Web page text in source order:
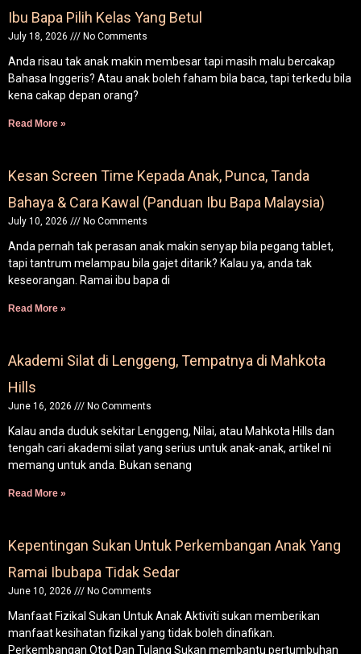
Ibu Bapa Pilih Kelas Yang Betul
July 18, 2026 No Comments
Anda risau tak anak makin membesar tapi masih malu bercakap
Bahasa Inggeris? Atau anak boleh faham bila baca, tapi terkedu bila
kena cakap depan orang?
Read More »
Kesan Screen Time Kepada Anak, Punca, Tanda
Bahaya & Cara Kawal (Panduan Ibu Bapa Malaysia)
July 10, 2026 No Comments
Anda pernah tak perasan anak makin senyap bila pegang tablet,
tapi tantrum melampau bila gajet ditarik? Kalau ya, anda tak
keseorangan. Ramai ibu bapa di
Read More »
Akademi Silat di Lenggeng, Tempatnya di Mahkota
Hills
June 16, 2026 No Comments
Kalau anda duduk sekitar Lenggeng, Nilai, atau Mahkota Hills dan
tengah cari akademi silat yang serius untuk anak-anak, artikel ni
memang untuk anda. Bukan senang
Read More »
Kepentingan Sukan Untuk Perkembangan Anak Yang
Ramai Ibubapa Tidak Sedar
June 10, 2026 No Comments
Manfaat Fizikal Sukan Untuk Anak Aktiviti sukan memberikan
manfaat kesihatan fizikal yang tidak boleh dinafikan.
Perkembangan Otot Dan Tulang Sukan membantu pertumbuhan